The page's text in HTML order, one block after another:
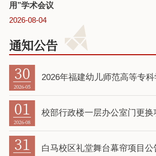
用”学术会议
2026-08-04
通知公告
30
2026-05
01
2026-08
校部行政楼一层办公室门更换
31 白马校区礼堂舞台幕帘项目公